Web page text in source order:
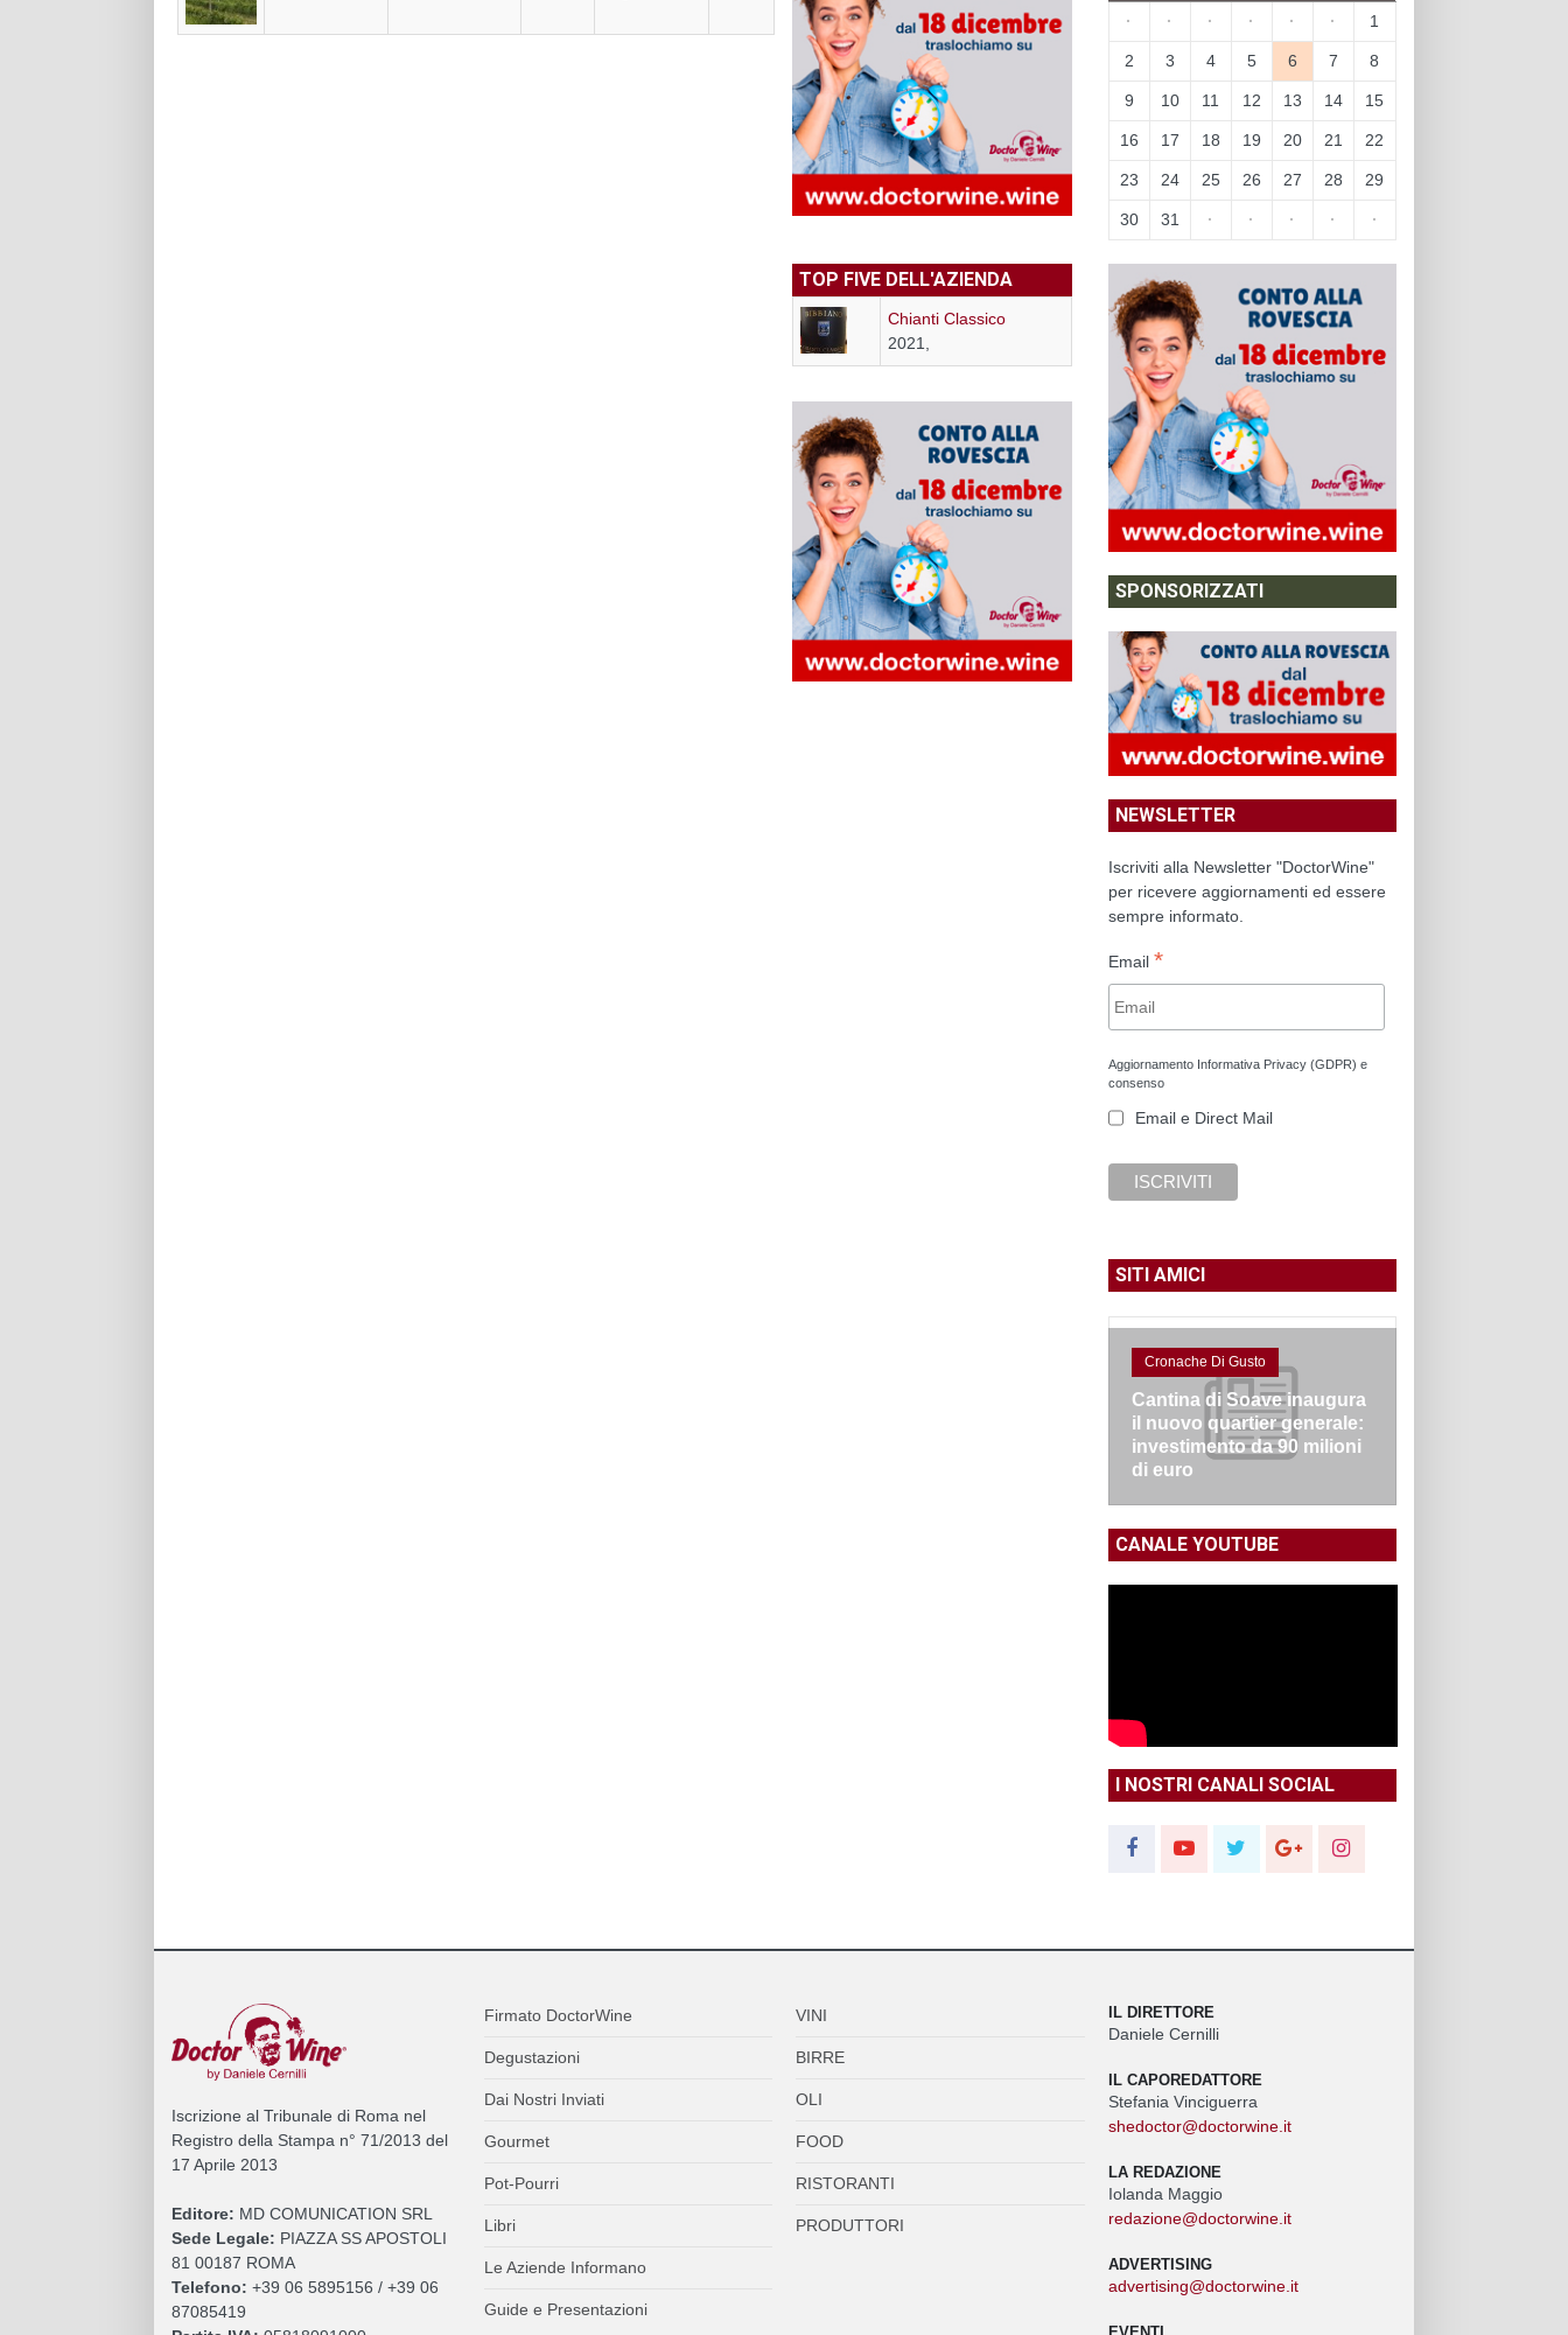
TOP FIVE DELL'AZIENDA
Chianti Classico
2021,
· · · · · · 1
2 3 4 5 6 7 8
9 10 11 12 13 14 15
16 17 18 19 20 21 22
23 24 25 26 27 28 29
30 31 · · · · ·
SPONSORIZZATI
NEWSLETTER
Iscriviti alla Newsletter "DoctorWine"
per ricevere aggiornamenti ed essere
sempre informato.
Email *
Aggiornamento Informativa Privacy (GDPR) e
consenso
Email e Direct Mail
SITI AMICI
Cronache Di Gusto
Cantina di Soave inaugura
il nuovo quartier generale:
investimento da 90 milioni
di euro
CANALE YOUTUBE
I NOSTRI CANALI SOCIAL
Iscrizione al Tribunale di Roma nel
Registro della Stampa n° 71/2013 del
17 Aprile 2013
Editore: MD COMUNICATION SRL
Sede Legale: PIAZZA SS APOSTOLI
81 00187 ROMA
Telefono: +39 06 5895156 / +39 06
87085419
Firmato DoctorWine
Degustazioni
Dai Nostri Inviati
Gourmet
Pot-Pourri
Libri
Le Aziende Informano
Guide e Presentazioni
VINI
BIRRE
OLI
FOOD
RISTORANTI
PRODUTTORI
IL DIRETTORE
Daniele Cernilli
IL CAPOREDATTORE
Stefania Vinciguerra
shedoctor@doctorwine.it
LA REDAZIONE
Iolanda Maggio
redazione@doctorwine.it
ADVERTISING
advertising@doctorwine.it